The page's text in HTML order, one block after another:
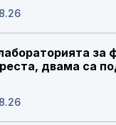
за
двама са